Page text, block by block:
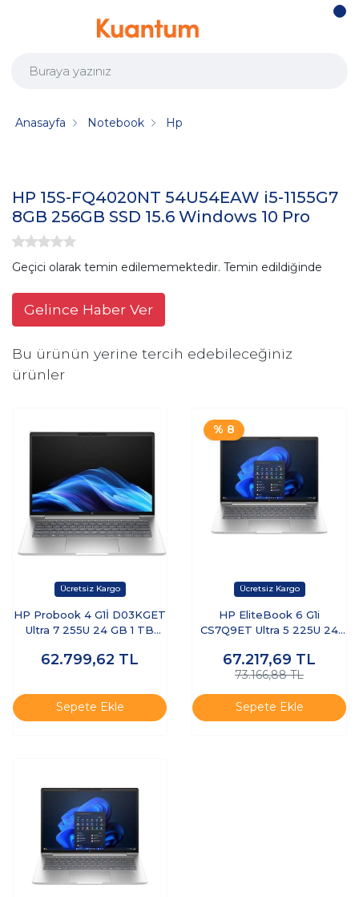
Anasayfa Notebook Hp
HP 15S-FQ4020NT 54U54EAW i5-1155G7
8GB 256GB SSD 15.6 Windows 10 Pro
Geçici olarak temin edilememektedir. Temin edildiğinde
Gelince Haber Ver
Bu ürünün yerine tercih edebileceğiniz
ürünler
HP Probook 4 G1İ D03KGET
Ultra 7 255U 24 GB 1 TB
Bilgisayar
62.799,62 TL
Sepete Ekle
% 8
HP EliteBook 6 G1i
CS7Q9ET Ultra 5 225U 24
Dizüstü Bilgisayar
67.217,69 TL
73.166,88 TL
Sepete Ekle